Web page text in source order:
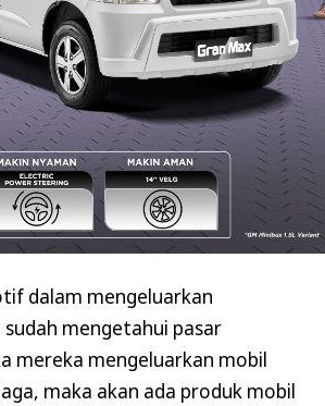
dalam mengeluarkan
mengetahui pasar
mereka mengeluarkan mobil
maka akan ada produk mobil